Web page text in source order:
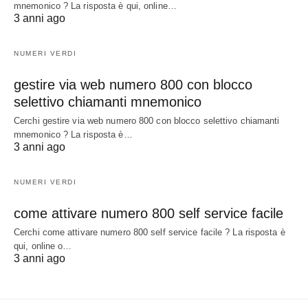
mnemonico ? La risposta è qui, online…
3 anni ago
NUMERI VERDI
gestire via web numero 800 con blocco
selettivo chiamanti mnemonico
Cerchi gestire via web numero 800 con blocco selettivo chiamanti
mnemonico ? La risposta è…
3 anni ago
NUMERI VERDI
come attivare numero 800 self service facile
Cerchi come attivare numero 800 self service facile ? La risposta è
qui, online o…
3 anni ago